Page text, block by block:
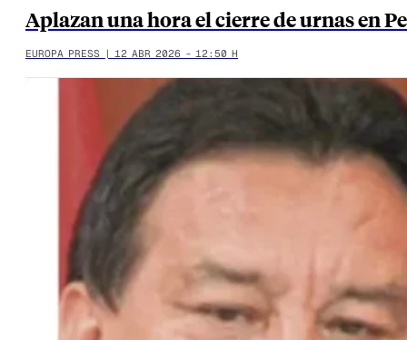
Aplazan una hora el cierre de urnas en
EUROPA PRESS | 12 ABR 2026 - 12:50 H